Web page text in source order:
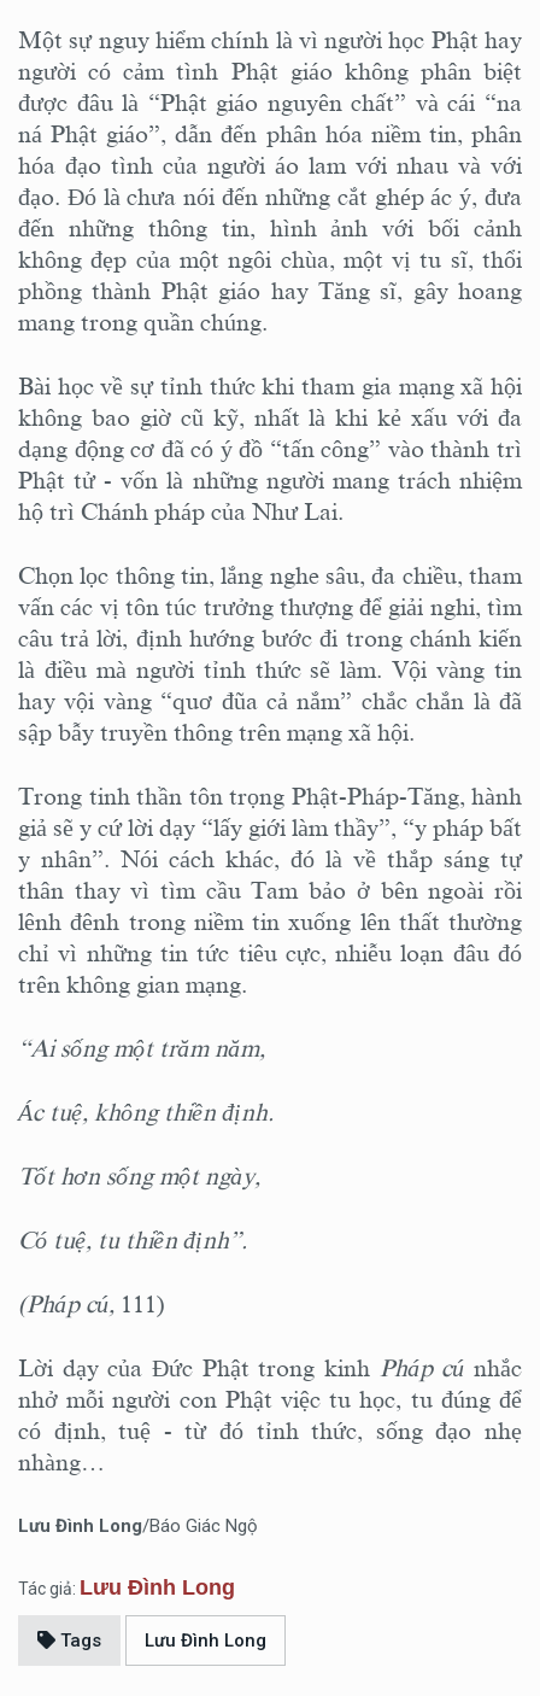
Một sự nguy hiểm chính là vì người học Phật hay
người có cảm tình Phật giáo không phân biệt
được đâu là “Phật giáo nguyên chất” và cái “na
ná Phật giáo”, dẫn đến phân hóa niềm tin, phân
hóa đạo tình của người áo lam với nhau và với
đạo. Đó là chưa nói đến những cắt ghép ác ý, đưa
đến những thông tin, hình ảnh với bối cảnh
không đẹp của một ngôi chùa, một vị tu sĩ, thổi
phồng thành Phật giáo hay Tăng sĩ, gây hoang
mang trong quần chúng.
Bài học về sự tỉnh thức khi tham gia mạng xã hội
không bao giờ cũ kỹ, nhất là khi kẻ xấu với đa
dạng động cơ đã có ý đồ “tấn công” vào thành trì
Phật tử - vốn là những người mang trách nhiệm
hộ trì Chánh pháp của Như Lai.
Chọn lọc thông tin, lắng nghe sâu, đa chiều, tham
vấn các vị tôn túc trưởng thượng để giải nghi, tìm
câu trả lời, định hướng bước đi trong chánh kiến
là điều mà người tỉnh thức sẽ làm. Vội vàng tin
hay vội vàng “quơ đũa cả nắm” chắc chắn là đã
sập bẫy truyền thông trên mạng xã hội.
Trong tinh thần tôn trọng Phật-Pháp-Tăng, hành
giả sẽ y cứ lời dạy “lấy giới làm thầy”, “y pháp bất
y nhân”. Nói cách khác, đó là về thắp sáng tự
thân thay vì tìm cầu Tam bảo ở bên ngoài rồi
lênh đênh trong niềm tin xuống lên thất thường
chỉ vì những tin tức tiêu cực, nhiễu loạn đâu đó
trên không gian mạng.
“Ai sống một trăm năm,
Ác tuệ, không thiền định.
Tốt hơn sống một ngày,
Có tuệ, tu thiền định”.
(Pháp cú, 111)
Lời dạy của Đức Phật trong kinh Pháp cúnhắc
nhở mỗi người con Phật việc tu học, tu đúng để
có định, tuệ - từ đó tỉnh thức, sống đạo nhẹ
nhàng…
Lưu Đình Long/Báo Giác Ngộ
Tác giả: Lưu Đình Long
Tags Lưu Đình Long